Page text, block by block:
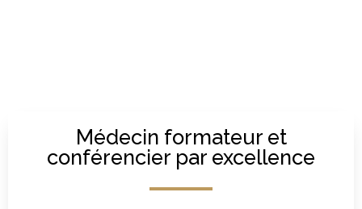
Médecin formateur et
conférencier par excellence